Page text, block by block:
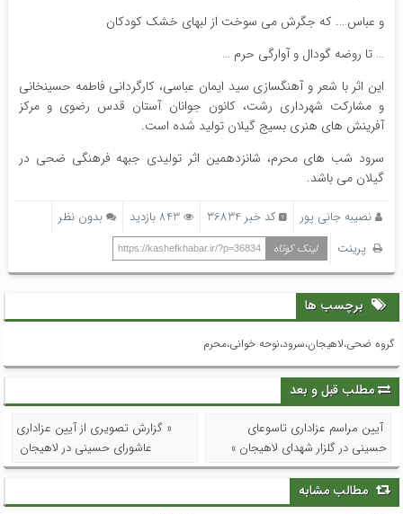
و عباس…. که جگرش می سوخت از لبهای خشک کودکان
… تا روضه گودال و آوارگی حرم …
این اثر با شعر و آهنگسازی سید ایمان عباسی، کارگردانی فاطمه حسینخانی
و مشارکت شهرداری رشت، کانون جوانان آستان قدس رضوی و مرکز
آفرینش های هنری بسیج گیلان تولید شده است.
سرود شب های محرم، شانزدهمین اثر تولیدی جبهه فرهنگی ضحی در
گیلان می باشد.
نصیبه جانی پور کد خبر 36834 843 بازدید
بدون نظر
پرینت
لینک کوتاه https://kashefkhabar.ir/?p=36834
برچسب ها
گروه ضحی،لاهیجان،سرود،نوحه خوانی،محرم
مطلب قبل و بعد
آیین مراسم عزاداری تاسوعای
حسینی در گلزار شهدای لاهیجان »
« گزارش تصویری از آیین عزاداری
عاشورای حسینی در لاهیجان
مطالب مشابه